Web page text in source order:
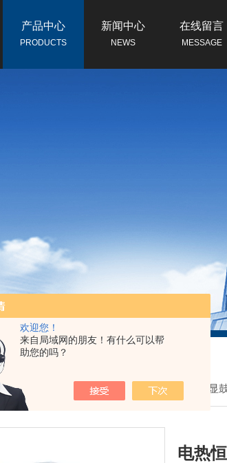
欢迎您！
来自局域网的朋友！有什么可以帮
助您的吗？
产品中心
PRODUCTS
新闻中心
NEWS
在线留言
MESSAGE
首页> 产品中心> DHG数显
电热